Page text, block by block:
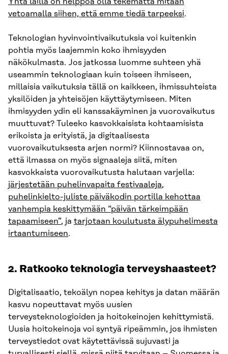
vetoamalla siihen, että emme tiedä tarpeeksi.
Teknologian hyvinvointivaikutuksia voi kuitenkin
pohtia myös laajemmin koko ihmisyyden
näkökulmasta. Jos jatkossa luomme suhteen yhä
useammin teknologiaan kuin toiseen ihmiseen,
millaisia vaikutuksia tällä on kaikkeen, ihmissuhteista
yksilöiden ja yhteisöjen käyttäytymiseen. Miten
ihmisyyden ydin eli kanssakäyminen ja vuorovaikutus
muuttuvat? Tuleeko kasvokkaisista kohtaamisista
erikoista ja erityistä, ja digitaalisesta
vuorovaikutuksesta arjen normi? Kiinnostavaa on,
että ilmassa on myös signaaleja siitä, miten
kasvokkaista vuorovaikutusta halutaan varjella:
järjestetään puhelinvapaita festivaaleja,
puhelinkielto-juliste päiväkodin portilla kehottaa
vanhempia keskittymään “päivän tärkeimpään
tapaamiseen”, ja tarjotaan koulutusta älypuhelimesta
irtaantumiseen.
2. Ratkooko teknologia terveyshaasteet?
Digitalisaatio, tekoälyn nopea kehitys ja datan määrän
kasvu nopeuttavat myös uusien
terveysteknologioiden ja hoitokeinojen kehittymistä.
Uusia hoitokeinoja voi syntyä ripeämmin, jos ihmisten
terveystiedot ovat käytettävissä sujuvasti ja